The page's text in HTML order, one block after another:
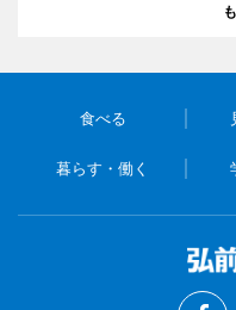
食べる
暮らす・働く